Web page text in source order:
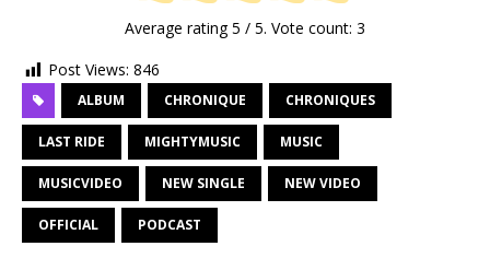
Average rating5 / 5. Vote count: 3
Post Views: 846
ALBUM CHRONIQUE CHRONIQUES
LAST RIDE MIGHTYMUSIC MUSIC
MUSICVIDEO NEW SINGLE NEW VIDEO
OFFICIAL PODCAST